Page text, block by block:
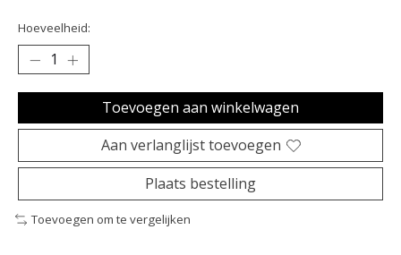
Hoeveelheid:
Toevoegen aan winkelwagen
Aan verlanglijst toevoegen
Plaats bestelling
Toevoegen om te vergelijken